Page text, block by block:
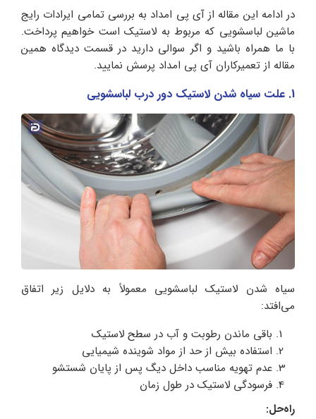
در ادامه این مقاله از آی پی امداد به بررسی تمامی ایرادات رایج
ماشین لباسشویی که مربوط به لاستیک است خواهیم پرداخت.
با ما همراه باشید و اگر سوالی دارید در قسمت دیدگاه همین
مقاله از تعمیرکاران آی پی امداد پرسش نمایید.
1. علت سیاه شدن لاستیک دور درب لباسشویی
سیاه شدن لاستیک لباسشویی معمولاً به دلایل زیر اتفاق
می‌افتد:
باقی ماندن رطوبت و آب در سطح لاستیک
استفاده بیش‌ از حد از مواد شوینده شیمیایی
عدم تهویه مناسب داخل دیگ پس از پایان شستشو
فرسودگی لاستیک در طول زمان
راه‌حل: